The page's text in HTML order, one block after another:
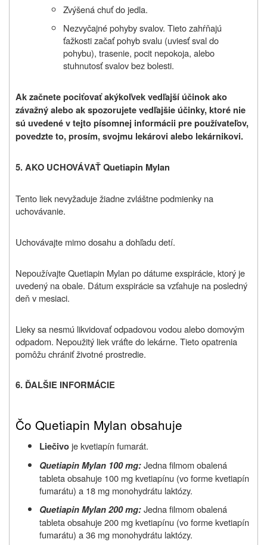
Zvýšená chuť do jedla.
Nezvyčajné pohyby svalov. Tieto zahŕňajú
ťažkosti začať pohyb svalu (uviesť sval do
pohybu), trasenie, pocit nepokoja, alebo
stuhnutosť svalov bez bolesti.
Ak začnete pociťovať akýkoľvek vedľajší účinok ako
závažný alebo ak spozorujete vedľajšie účinky, ktoré nie
sú uvedené v tejto písomnej informácii pre používateľov,
povedzte to, prosím, svojmu lekárovi alebo lekárnikovi.
5. AKO UCHOVÁVAŤ Quetiapin Mylan
Tento liek nevyžaduje žiadne zvláštne podmienky na
uchovávanie.
Uchovávajte mimo dosahu a dohľadu detí.
Nepoužívajte Quetiapin Mylan po dátume exspirácie, ktorý je
uvedený na obale. Dátum exspirácie sa vzťahuje na posledný
deň v mesiaci.
Lieky sa nesmú likvidovať odpadovou vodou alebo domovým
odpadom. Nepoužitý liek vráťte do lekárne. Tieto opatrenia
pomôžu chrániť životné prostredie.
6. ĎALŠIE INFORMÁCIE
Čo Quetiapin Mylan obsahuje
Liečivoje kvetiapín fumarát.
Quetiapin Mylan 100 mg:Jedna filmom obalená
tableta obsahuje 100 mg kvetiapínu (vo forme kvetiapín
fumarátu) a 18 mg monohydrátu laktózy.
Quetiapin Mylan 200 mg:Jedna filmom obalená
tableta obsahuje 200 mg kvetiapínu (vo forme kvetiapín
fumarátu) a 36 mg monohydrátu laktózy.